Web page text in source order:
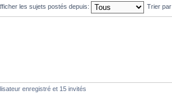
les sujets postés depuis: Trier par
enregistré et 15 invités